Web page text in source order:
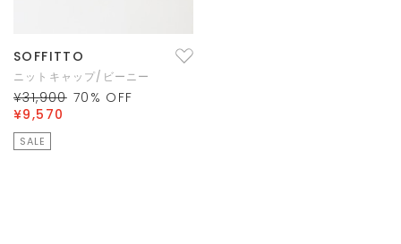
SOFFITTO
ニットキャップ/ビーニー
¥31,900 70 % OFF
¥9,570
SALE